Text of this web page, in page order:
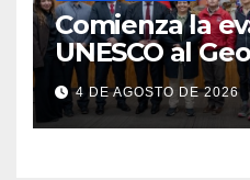
Comienza la
UNESCO al
Aspirante
Maule
4 DE AGOSTO DE 2026